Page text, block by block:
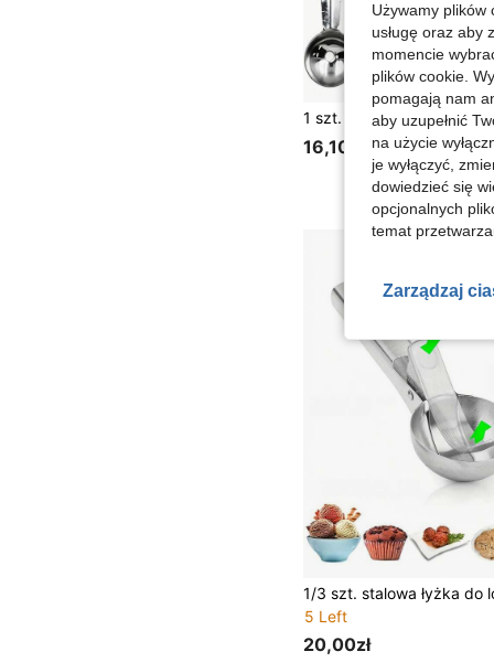
16,10zł
5 Left
20,00zł
Używamy plików
usługę oraz aby
momencie
plików cookie.
pomagają nam
aby uzupełnić
na użycie
je wyłączyć,
dowiedzieć się
opcjonalnych
temat
Zarządzaj